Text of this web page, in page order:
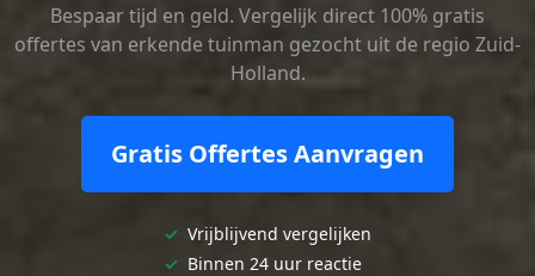
Bespaar tijd en geld. Vergelijk direct 100% gratis
offertes van erkende tuinman gezocht uit de regio Zuid-
Holland.
Gratis Offertes Aanvragen
✓ Vrijblijvend vergelijken
✓ Binnen 24 uur reactie